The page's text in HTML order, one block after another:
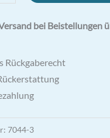
bei Beistellungen
Rückgaberecht
7044-3